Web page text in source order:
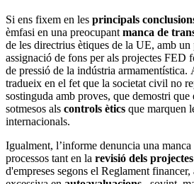
Si ens fixem en les principals
èmfasi en una preocupant manca de
de les directrius ètiques de la UE, amb un
assignació de fons per als projectes FED
de pressió de la indústria armamentística.
tradueix en el fet que la societat civil no
sostinguda amb proves, que demostri que
sotmesos als controls ètics que marquen
internacionals.
Igualment, l’informe denuncia una
processos tant en la revisió dels projectes
d'empreses segons el Reglament